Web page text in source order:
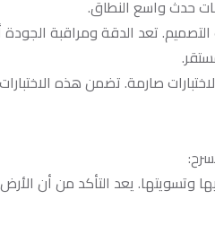
حدث واسع النطاق.
تعد الدقة ومراقبة الجودة
صارمة. تضمن هذه
وتسويتها. يعد التأكد من أن